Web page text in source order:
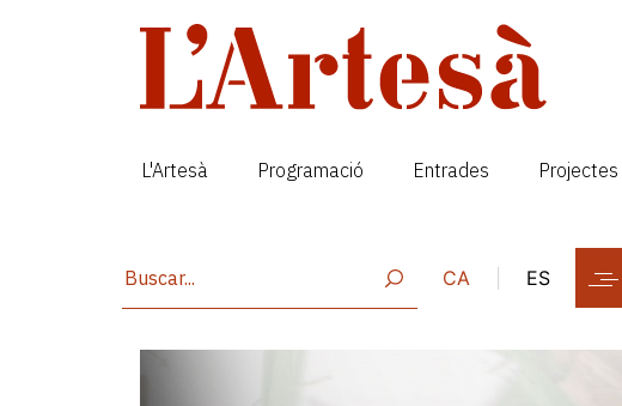
L'Artesà Programació Entrades Projectes
CA ES